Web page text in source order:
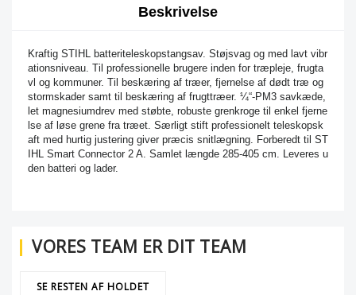
Beskrivelse
Kraftig STIHL batteriteleskopstangsav. Støjsvag og med lavt vibr
ationsniveau. Til professionelle brugere inden for træpleje, frugta
vl og kommuner. Til beskæring af træer, fjernelse af dødt træ og
stormskader samt til beskæring af frugttræer. ¼“-PM3 savkæde,
let magnesiumdrev med støbte, robuste grenkroge til enkel fjerne
lse af løse grene fra træet. Særligt stift professionelt teleskopsk
aft med hurtig justering giver præcis snitlægning. Forberedt til ST
IHL Smart Connector 2 A. Samlet længde 285-405 cm. Leveres u
den batteri og lader.
VORES TEAM ER DIT TEAM
SE RESTEN AF HOLDET